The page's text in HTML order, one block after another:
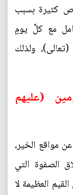
كثيرة بسبب
مع كلِّ يومٍ
ولذلك
(عليهم
مواقع الخير،
الصفوة التي
العظيمة لا